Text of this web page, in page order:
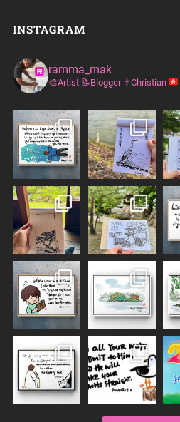
INSTAGRAM
ramma_mak
🎨Artist📝Blogger✝️Christian